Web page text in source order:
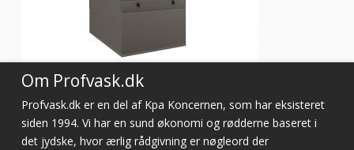
Om Profvask.dk
Profvask.dk er en del af Kpa Koncernen, som har eksisteret
siden 1994. Vi har en sund økonomi og rødderne baseret i
det jydske, hvor ærlig rådgivning er nøgleord der